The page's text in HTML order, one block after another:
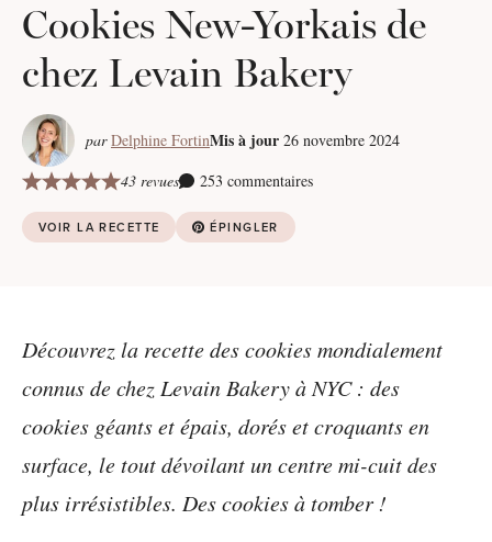
Cookies New-Yorkais de
chez Levain Bakery
par Delphine FortinMis à jour 26 novembre 2024
43 revues
253 commentaires
VOIR LA RECETTE ÉPINGLER
Découvrez la recette des cookies mondialement
connus de chez Levain Bakery à NYC : des
cookies géants et épais, dorés et croquants en
surface, le tout dévoilant un centre mi-cuit des
plus irrésistibles. Des cookies à tomber !